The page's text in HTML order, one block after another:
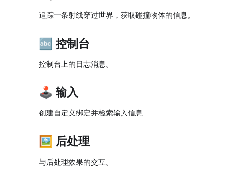
追踪一条射线穿过世界，获取碰撞物体的信息。
🔤 控制台
控制台上的日志消息。
🕹️ 输入
创建自定义绑定并检索输入信息
🖼️ 后处理
与后处理效果的交互。